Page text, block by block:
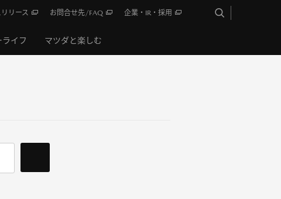
イフ マツダと楽しむ
リース お問合せ先/FAQ 企業・IR・採用